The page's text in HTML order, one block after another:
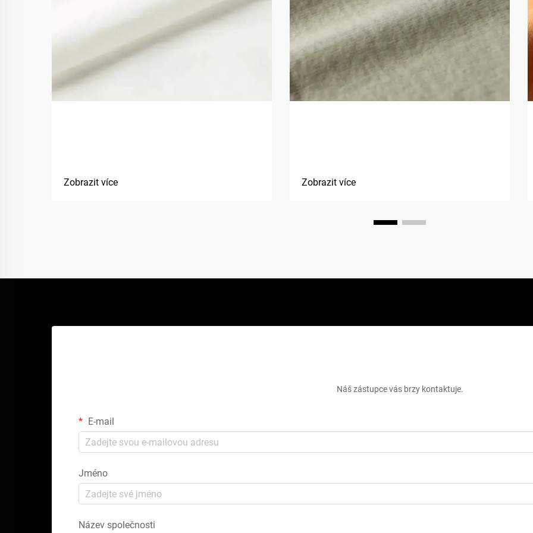
Zobrazit více Zobrazit více
Náš zástupce vás brzy kontaktuje.
E-mail
Jméno
Název společnosti